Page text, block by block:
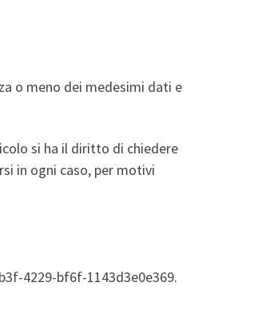
o meno dei medesimi dati e
si ha il diritto di chiedere
in ogni caso, per motivi
4229-bf6f-1143d3e0e369.